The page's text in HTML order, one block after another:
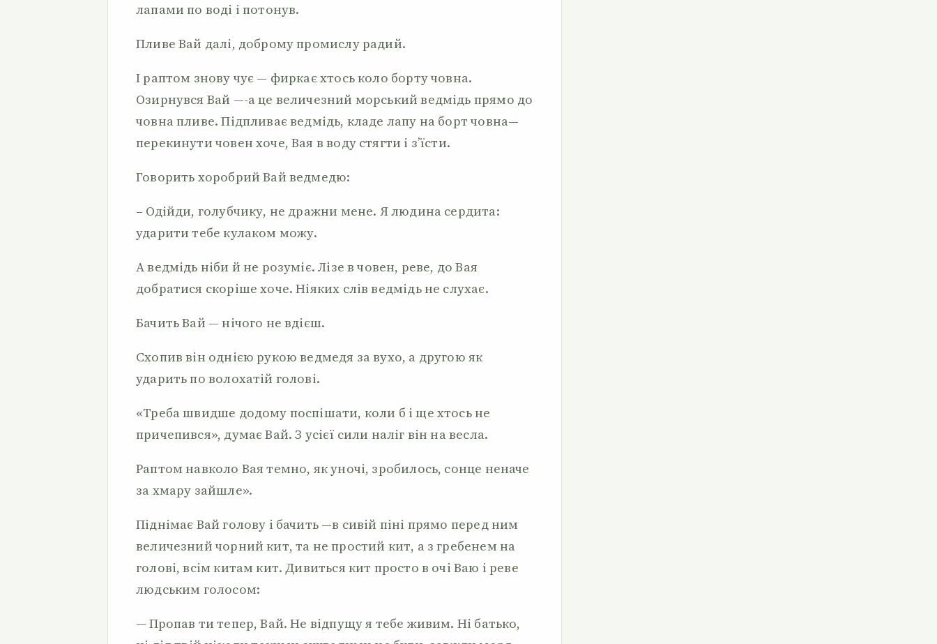
лапами по воді і потонув.
Пливе Вай далі, доброму промислу радий.
І раптом знову чує — фиркає хтось коло борту човна.
Озирнувся Вай —-а це величезний морський ведмідь прямо до
човна пливе. Підпливає ведмідь, кладе лапу на борт чов­на—
перекинути човен хоче, Вая в воду стягти і з’їсти.
Говорить хоробрий Вай ведмедю:
– Одійди, голубчику, не дражни мене. Я людина серди­та:
ударити тебе кулаком можу.
А ведмідь ніби й не розуміє. Лізе в човен, реве, до Вая
добратися скоріше хоче. Ніяких слів ведмідь не слухає.
Бачить Вай — нічого не вдієш.
Схопив він однією рукою ведмедя за вухо, а другою як
ударить по волохатій голові.
«Треба швидше додому поспішати, коли б і ще хтось не
причепився», думає Вай. З усієї сили наліг він на весла.
Раптом навколо Вая темно, як уночі, зробилось, сонце не­наче
за хмару зайшле».
Піднімає Вай голову і бачить —в сивій піні прямо перед ним
величезний чорний кит, та не простий кит, а з гребенем на
голові, всім китам кит. Дивиться кит просто в очі Ваю і реве
людським голосом:
— Пропав ти тепер, Вай. Не відпущу я тебе живим. Ні батько,